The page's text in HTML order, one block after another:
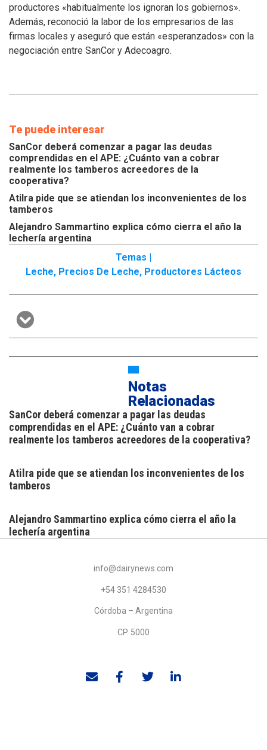
inconvenientes
de
los
tamberos
productores «habitualmente los ignoran los gobiernos».
Además, reconoció la labor de los empresarios de las
firmas locales y aseguró que están «esperanzados» con la
negociación entre SanCor y Adecoagro.
Te puede interesar
SanCor deberá comenzar a pagar las deudas
comprendidas en el APE: ¿Cuánto van a cobrar
realmente los tamberos acreedores de la
cooperativa?
Atilra pide que se atiendan los inconvenientes de los
tamberos
Alejandro Sammartino explica cómo cierra el año la
lechería argentina
Temas |
Leche, Precios De Leche, Productores Lácteos
Notas
Relacionadas
SanCor deberá comenzar a pagar las deudas
comprendidas en el APE: ¿Cuánto van a cobrar
realmente los tamberos acreedores de la cooperativa?
Atilra pide que se atiendan los inconvenientes de los
tamberos
Alejandro Sammartino explica cómo cierra el año la
lechería argentina
info@dairynews.com
+54 351 4284530
Córdoba – Argentina
CP. 5000